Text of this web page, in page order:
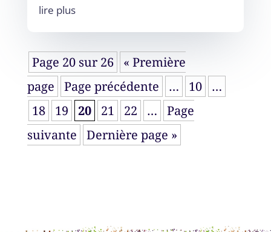
lire plus
Page 20 sur 26
« Première
page
Page précédente … 10
…
18
19 20 21 22 …
Page
suivante
Dernière page »